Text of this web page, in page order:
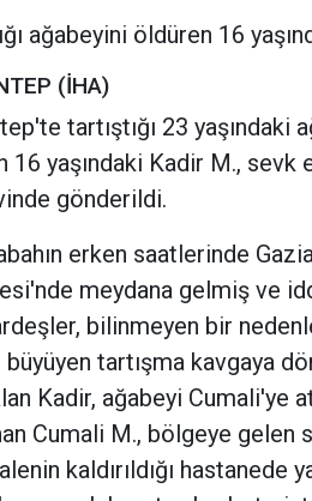
ağabeyini öldüren 16
(İHA)
tartıştığı 23
16 yaşındaki Kadir M.,
gönderildi.
erken saatlerinde
meydana gelmiş ve
bilinmeyen bir
tartışma kavgaya
Kadir, ağabeyi Cumali'ye
Cumali M., bölgeye gelen
kaldırıldığı hastanede